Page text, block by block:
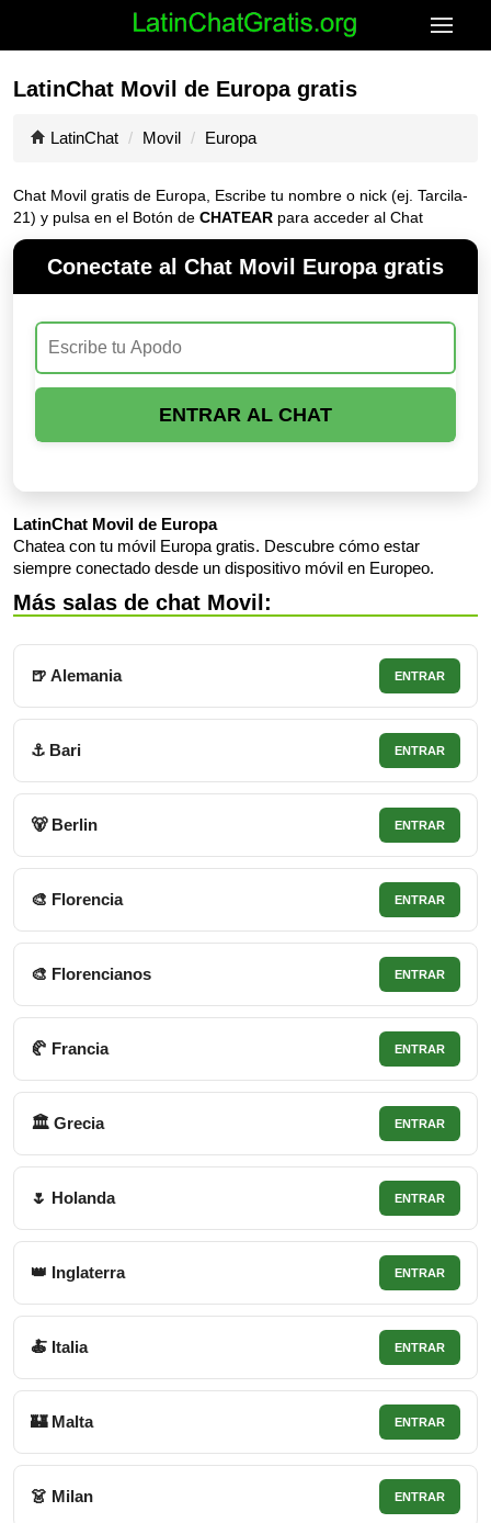
LatinChat Movil de Europa gratis
LatinChat Movil Europa
Chat Movil gratis de Europa, Escribe tu nombre o nick (ej. Tarcila-
21) y pulsa en el Botón de CHATEAR para acceder al Chat
Conectate al Chat Movil Europa gratis
ENTRAR AL CHAT
LatinChat Movil de Europa
Chatea con tu móvil Europa gratis. Descubre cómo estar
siempre conectado desde un dispositivo móvil en Europeo.
Más salas de chat Movil:
🍺 Alemania ENTRAR
⚓ Bari ENTRAR
🐻 Berlin ENTRAR
🎨 Florencia ENTRAR
🎨 Florencianos ENTRAR
🥐 Francia ENTRAR
🏛 Grecia ENTRAR
🌷 Holanda ENTRAR
👑 Inglaterra ENTRAR
🍝 Italia ENTRAR
🏰 Malta ENTRAR
👗 Milan ENTRAR